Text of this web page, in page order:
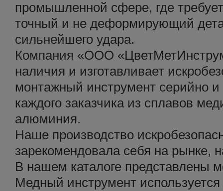
промышленной сфере, где
точный и не деформирующий
сильнейшего удара.
Компания «ООО
наличия и изготавливает
монтажный инструмент серийно
каждого заказчика из сплавов
алюминия.
Наше производство
зарекомендовала себя на рынке,
В нашем каталоге представлены
Медный инструмент